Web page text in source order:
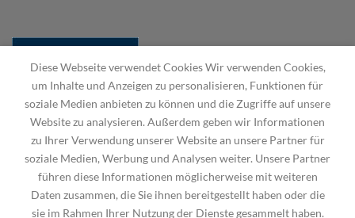
Diese Webseite verwendet Cookies Wir verwenden Cookies,
um Inhalte und Anzeigen zu personalisieren, Funktionen für
soziale Medien anbieten zu können und die Zugriffe auf unsere
Website zu analysieren. Außerdem geben wir Informationen
zu Ihrer Verwendung unserer Website an unsere Partner für
soziale Medien, Werbung und Analysen weiter. Unsere Partner
führen diese Informationen möglicherweise mit weiteren
Daten zusammen, die Sie ihnen bereitgestellt haben oder die
sie im Rahmen Ihrer Nutzung der Dienste gesammelt haben.